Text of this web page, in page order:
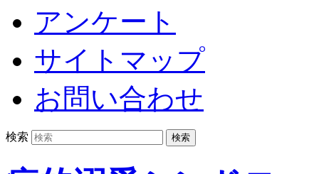
アンケート
サイトマップ
お問い合わせ
検索